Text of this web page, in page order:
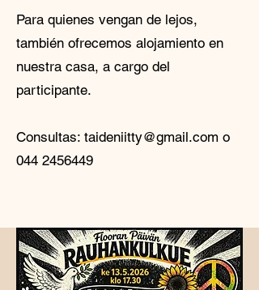
Para quienes vengan de lejos,
también ofrecemos alojamiento en
nuestra casa, a cargo del
participante.
Consultas: taideniitty@gmail.com o
044 2456449